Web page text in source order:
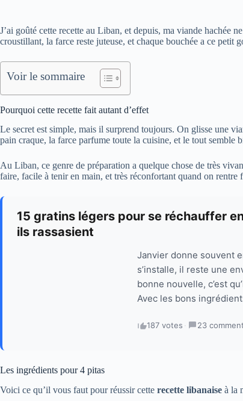
J’ai goûté cette recette au Liban, et depuis, ma viande hachée
croustillant, la farce reste juteuse, et chaque bouchée a ce petit
Voir le sommaire
Pourquoi cette recette fait autant d’effet
Le secret est simple, mais il surprend toujours. On glisse une
pain craque, la farce parfume toute la cuisine, et le tout semble
Au Liban, ce genre de préparation a quelque chose de très
faire, facile à tenir en main, et très réconfortant quand on rentre
15 gratins légers pour se réchauffer
ils rassasient
Janvier donne souvent
s’installe, il reste une
bonne nouvelle, c’est
Avec les bons
187 votes · 23
Les ingrédients pour 4 pitas
Voici ce qu’il vous faut pour réussir cette recette libanaise à la